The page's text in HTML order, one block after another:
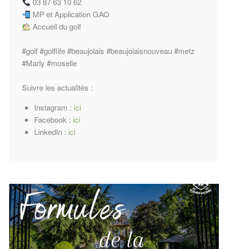
MP et Application GAO
Accueil du golf
#golf#golflife#beaujolais #beaujolaisnouveau#metz
#Marly #moselle
Suivre les actualités :
Instagram : ici
Facebook : ici
LinkedIn : ici